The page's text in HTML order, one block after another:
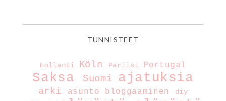
TUNNISTEET
Hollanti Köln Pariisi Portugal
Saksa Suomi ajatuksia
arki asunto bloggaaminen diy